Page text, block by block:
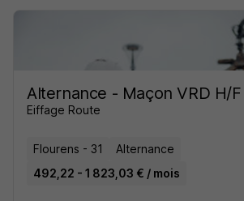
Alternance - Maçon VRD H/F
Eiffage Route
Flourens - 31
Alternance
492,22 - 1 823,03 € / mois